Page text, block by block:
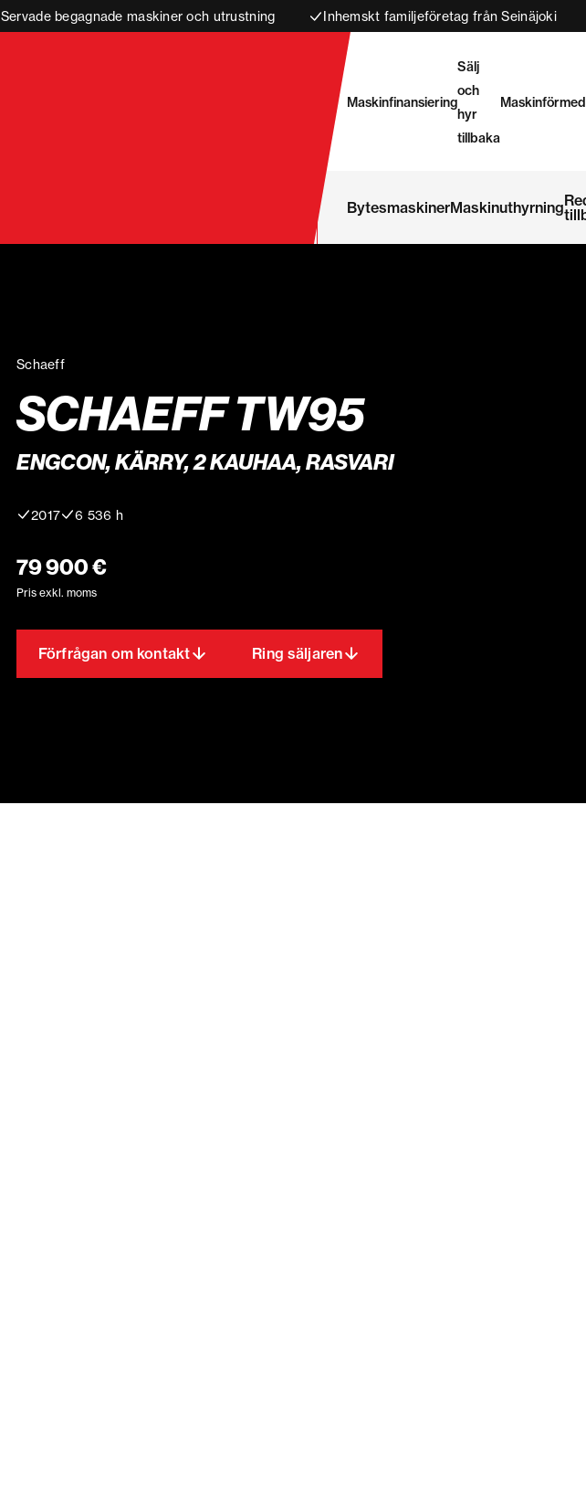
Servade begagnade maskiner och utrustning Inhemskt familjeföretag från Seinäjoki
Maskinfinansiering
Sälj
och
hyr
tillbaka
BytesmaskinerMaskinuthyrning
Schaeff
SCHAEFF TW95
ENGCON, KÄRRY, 2 KAUHAA, RASVARI
2017 6 536 h
79 900 €
Pris exkl. moms
Förfrågan om kontakt Ring säljaren